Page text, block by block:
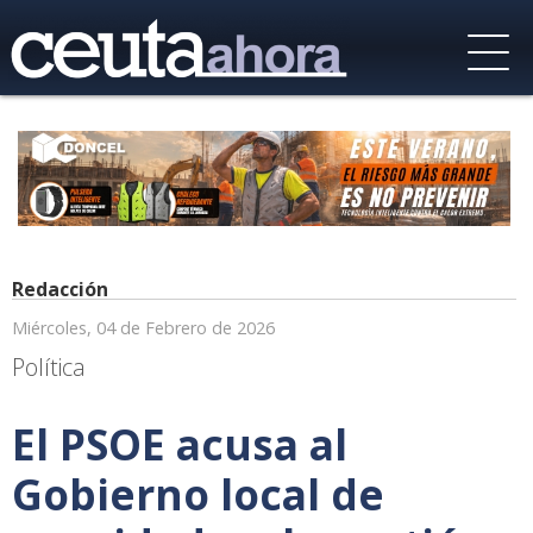
Redacción
Miércoles, 04 de Febrero de 2026
Política
El PSOE acusa al
Gobierno local de